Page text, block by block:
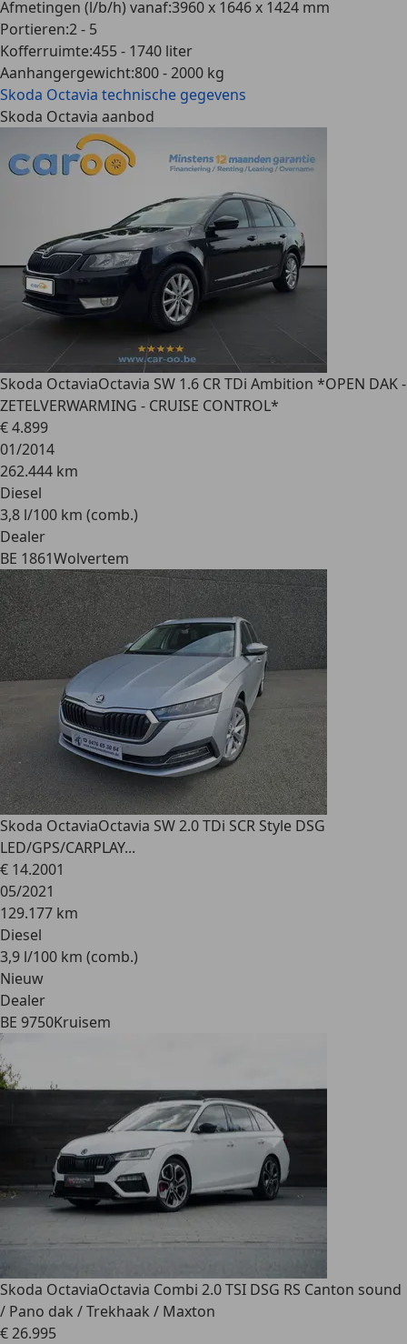
Afmetingen (l/b/h) vanaf:3960 x 1646 x 1424 mm
Portieren:2 - 5
Kofferruimte:455 - 1740 liter
Aanhangergewicht:800 - 2000 kg
Skoda Octavia technische gegevens
Skoda Octavia aanbod
Skoda OctaviaOctavia SW 1.6 CR TDi Ambition *OPEN DAK -
ZETELVERWARMING - CRUISE CONTROL*
€ 4.899
01/2014
262.444 km
Diesel
3,8 l/100 km (comb.)
Dealer
BE 1861Wolvertem
Skoda OctaviaOctavia SW 2.0 TDi SCR Style DSG
LED/GPS/CARPLAY...
€ 14.2001
05/2021
129.177 km
Diesel
3,9 l/100 km (comb.)
Nieuw
Dealer
BE 9750Kruisem
Skoda OctaviaOctavia Combi 2.0 TSI DSG RS Canton sound
/ Pano dak / Trekhaak / Maxton
€ 26.995